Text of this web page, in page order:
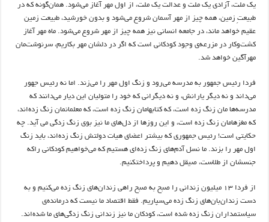
یک ملت، آزادی یک ملت و عدالت یک ملت، از اول مهر آغاز می‌شود. همان‌گونه که در
طبیعتِ زمین، همه چیز از مهر آسمان شروع می‌شود و بدون خورشید، طبیعت زمین
عقیم خواهد ماند، در جامعه انسانی نیز همه چیز از مهر شروع می‌شود. ماه مهر آغاز
کشت‌وکار در مزرعه‌ی وجود کودکانی است که اگر در دلشان مهر بکاریم، سرنوشت‌مان
مهر‌آگین خواهد شد.
فردا رئیس جمهور به مدرسه می‌رود و زنگ اول مهر را می‌زند. اما نه رئیس جهور
می‌داند و نه دیگر یارانش، و نه دیگرانی که خود را متولیان این دیار می‌دانند که
مدرسه‌ها مان زنگ زده است، که کتابهامان زنگ زده است، که معلمانمان زنگ زده‌اند،
که مغزهامان زنگ زده است، و این روزها از دل‌های ما نیز بوی زنگ زدگی می آید. چه
حکایتی است! رئیس جمهوری که بیشتر اعضای هیات دولتش زنگ زده‌اند،‌ باید زنگ
اول مهر را بزند. ما نسل آدم‌های زنگ زده‌ای هستیم که می‌خواهیم کودکانی راکه
جنسشان از طلاست، صیقل دهیم و پرداختکنیم.
از فردا ۱۳ میلیون زندانی را صبح به صبح راهی زندان‌های زنگ زده می‌کنیم و به
دست زندان‌بان‌های زنگ زده می‌سپاریم. فقط اقتصاد ما نیست که درمانده‌ی
سیاستمداران زنگ زده شده است، کودکان ما نیز زندانی زنگ زدگی‌های ما شد‌ه‌اند.